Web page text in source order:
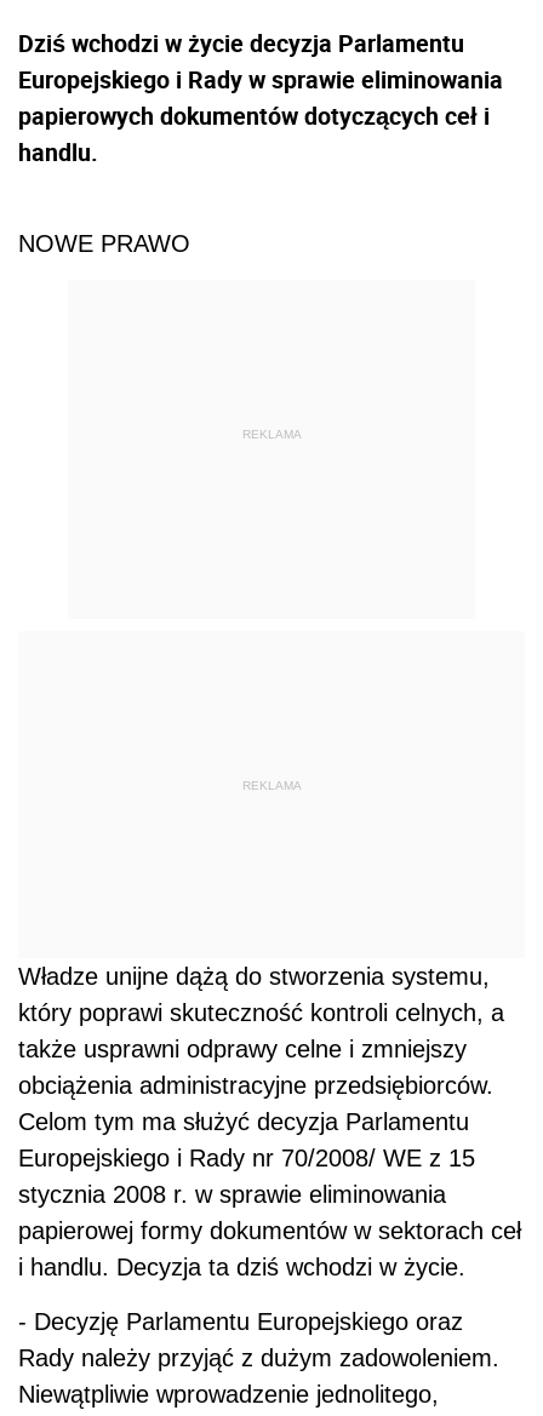
Dziś wchodzi w życie decyzja Parlamentu
Europejskiego i Rady w sprawie eliminowania
papierowych dokumentów dotyczących ceł i
handlu.
NOWE PRAWO
REKLAMA
REKLAMA
Władze unijne dążą do stworzenia systemu,
który poprawi skuteczność kontroli celnych, a
także usprawni odprawy celne i zmniejszy
obciążenia administracyjne przedsiębiorców.
Celom tym ma służyć decyzja Parlamentu
Europejskiego i Rady nr 70/2008/ WE z 15
stycznia 2008 r. w sprawie eliminowania
papierowej formy dokumentów w sektorach ceł
i handlu. Decyzja ta dziś wchodzi w życie.
- Decyzję Parlamentu Europejskiego oraz
Rady należy przyjąć z dużym zadowoleniem.
Niewątpliwie wprowadzenie jednolitego,